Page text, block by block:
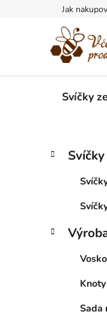
Jak
Svíčky
P
a
Přeskočit
kategorie
K
a
r
Sada